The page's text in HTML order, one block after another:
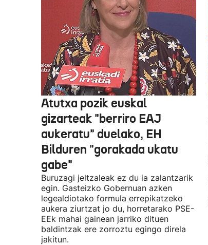
Atutxa pozik euskal
gizarteak "berriro EAJ
aukeratu" duelako, EH
Bilduren "gorakada ukatu
gabe"
Buruzagi jeltzaleak ez du ia zalantzarik
egin. Gasteizko Gobernuan azken
legealdiotako formula errepikatzeko
aukera ziurtzat jo du, horretarako PSE-
EEk mahai gainean jarriko dituen
baldintzak ere zorroztu egingo direla
jakitun.